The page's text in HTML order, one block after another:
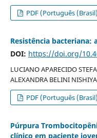
PDF (Português
Resistência bacteriana:
DOI: https://doi.org/
LUCIANO APARECIDO
ALEXANDRA BELINI
PDF (Português
Púrpura
clínico em paciente